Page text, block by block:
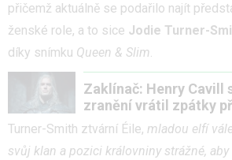
přičemž aktuálně se podařilo najít
ženské role, a to sice Jodie Turner-
díky snímku Queen & Slim.
Zaklínač: Henry Cavill
zranění vrátil zpátky
Turner-Smith ztvární Éile, mladou elfí
svůj klan a pozici královniny strážné,